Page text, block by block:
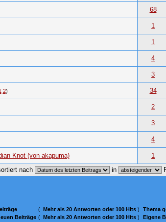
68
1
1
4
3
2) 34
2
3
4
Knot (von akapuma) 1
nach in
( Mehr als 20 Antworten oder 100 Hits )
Thema
Beiträge ( Mehr als 20 Antworten oder 100 Hits ) Eigene